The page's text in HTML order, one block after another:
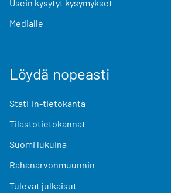
Usein kysytyt kysymykset
Medialle
Löydä nopeasti
StatFin-tietokanta
Tilastotietokannat
Suomi lukuina
Rahanarvonmuunnin
Tulevat julkaisut